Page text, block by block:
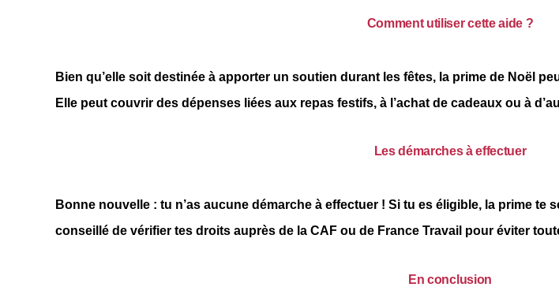
Comment utiliser cette aide ?
Bien qu’elle soit destinée à apporter un soutien durant les fêtes, la prime de Noël
Elle peut couvrir des dépenses liées aux repas festifs, à l’achat de cadeaux ou à
Les démarches à effectuer
Bonne nouvelle : tu n’as aucune démarche à effectuer ! Si tu es éligible, la prime te
conseillé de vérifier tes droits auprès de la CAF ou de France Travail pour éviter
En conclusion